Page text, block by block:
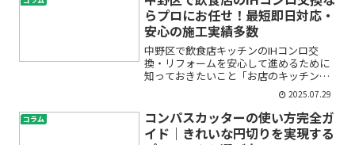
を失敗したくない」といっ...
らプロにお任せ！最短即日対応・
安心の施工実績多数
中野区で飲食店キッチンのIHコンロ交
換・リフォームを安心して進めるために
知っておきたいこと「お店のキッチンの
IHコンロが古くなってきた」「ガスコン
ロからIHに変えたいけれど、費用や工事
が気になる」「業務用のIHコンロって本
当に使いやすいの？...
2025.07.29
コラム
コンパスカッターの使い方完全ガ
イド｜きれいな円切りを実現する